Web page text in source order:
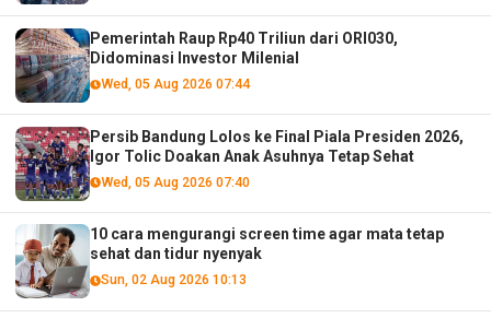
Pemerintah Raup Rp40 Triliun dari ORI030,
Didominasi Investor Milenial
Wed, 05 Aug 2026 07:44
Persib Bandung Lolos ke Final Piala Presiden 2026,
Igor Tolic Doakan Anak Asuhnya Tetap Sehat
Wed, 05 Aug 2026 07:40
10 cara mengurangi screen time agar mata tetap
sehat dan tidur nyenyak
Sun, 02 Aug 2026 10:13